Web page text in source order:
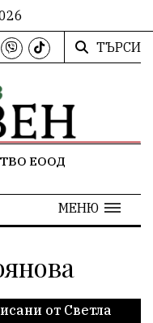
ТЪРСИ
ЕООД
МЕНЮ
от Светла